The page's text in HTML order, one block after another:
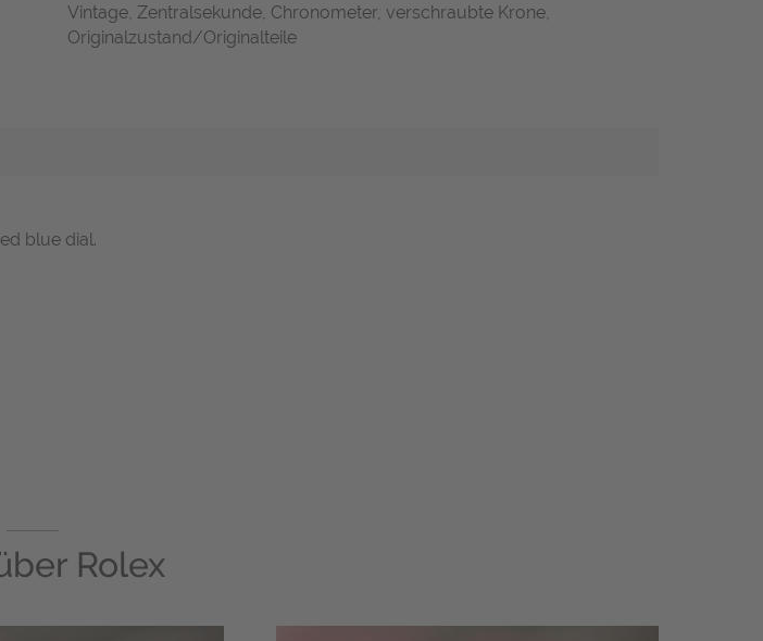
Vintage, Zentralsekunde, Chronometer, verschraubte Krone,
Originalzustand/Originalteile
blue dial.
Rolex